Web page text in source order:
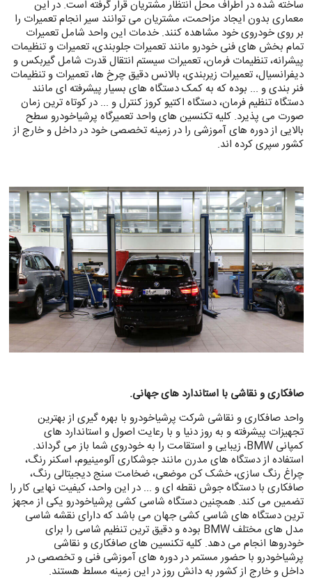
ساخته شده در اطراف محل انتظار مشتریان قرار گرفته است. در این
معماری بدون ایجاد مزاحمت، مشتریان می توانند سیر انجام تعمیرات را
بر روی خودروی خود مشاهده کنند. خدمات این واحد شامل تعمیرات
تمام بخش های فنی خودرو مانند تعمیرات جلوبندی، تعمیرات و تنظیمات
پیشرانه، تنظیمات فرمان، تعمیرات سیستم انتقال قدرت شامل گیربکس و
دیفرانسیال، تعمیرات زیربندی، بالانس دقیق چرخ ها، تعمیرات و تنظیمات
فنر بندی و ... بوده که به کمک دستگاه های بسیار پیشرفته ای مانند
دستگاه تنظیم فرمان، دستگاه اکتیو کروز کنترل و ... در کوتاه ترین زمان
صورت می پذیرد. کلیه تکنسین های واحد تعمیرگاه پرشیاخودرو سطح
بالایی از دوره های آموزشی را در زمینه تخصصی خود در داخل و خارج از
کشور سپری کرده اند.
صافکاری و نقاشی با استاندارد های جهانی.
واحد صافکاری و نقاشی شرکت پرشیاخودرو با بهره گیری از بهترین
تجهیزات پیشرفته و به روز دنیا و با رعایت اصول و استاندارد های
کمپانی BMW، زیبایی و استقامت را به خودروی شما باز می گرداند.
استفاده از دستگاه های مدرن مانند جوشکاری آلومینیوم، اسکنر رنگ،
چراغ رنگ سازی، خشک کن موضعی، ضخامت سنج دیجیتالی رنگ،
صافکاری با دستگاه جوش نقطه ای و ... در این واحد، کیفیت نهایی کار را
تضمین می کند. همچنین دستگاه شاسی کشی پرشیاخودرو یکی از مجهز
ترین دستگاه های شاسی کشی جهان می باشد که دارای نقشه شاسی
مدل های مختلف BMW بوده و دقیق ترین تنظیم شاسی را برای
خودروها انجام می دهد. کلیه تکنسین های صافکاری و نقاشی
پرشیاخودرو با حضور مستمر در دوره های آموزشی فنی و تخصصی در
داخل و خارج از کشور به دانش روز در این زمینه مسلط هستند.